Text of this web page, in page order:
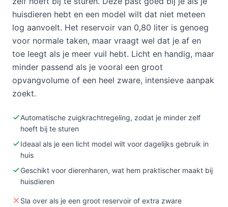
huisdieren hebt en een model wilt dat niet meteen
log aanvoelt. Het reservoir van 0,80 liter is genoeg
voor normale taken, maar vraagt wel dat je af en
toe leegt als je meer vuil hebt. Licht en handig, maar
minder passend als je vooral een groot
opvangvolume of een heel zware, intensieve aanpak
zoekt.
Automatische zuigkrachtregeling, zodat je minder zelf
hoeft bij te sturen
Ideaal als je een licht model wilt voor dagelijks gebruik in
huis
Geschikt voor dierenharen, wat hem praktischer maakt bij
huisdieren
Sla over als je een groot reservoir of extra zware